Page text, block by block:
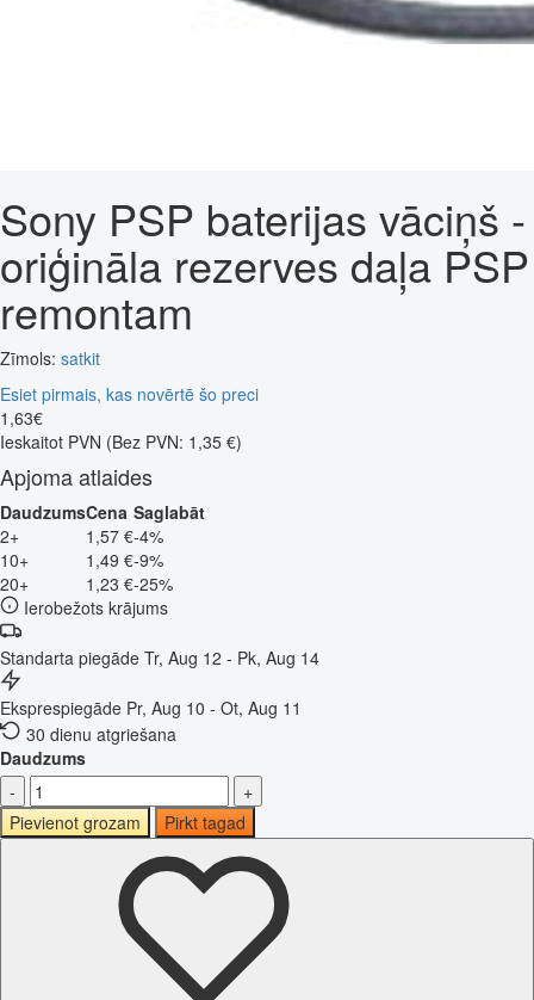
Sony PSP baterijas vāciņš -
oriģināla rezerves daļa PSP
remontam
Zīmols: satkit
Esiet pirmais, kas novērtē šo preci
1 ,63€
Ieskaitot PVN (Bez PVN: 1,35 €)
Apjoma atlaides
DaudzumsCena Saglabāt
2+
1,57 €-4%
10+
1,49 €-9%
20+
1,23 €-25%
Ierobežots krājums
Standarta piegāde Tr, Aug 12 - Pk, Aug 14
Eksprespiegāde Pr, Aug 10 - Ot, Aug 11
30 dienu atgriešana
Daudzums
-
+
Pievienot grozam
Pirkt tagad